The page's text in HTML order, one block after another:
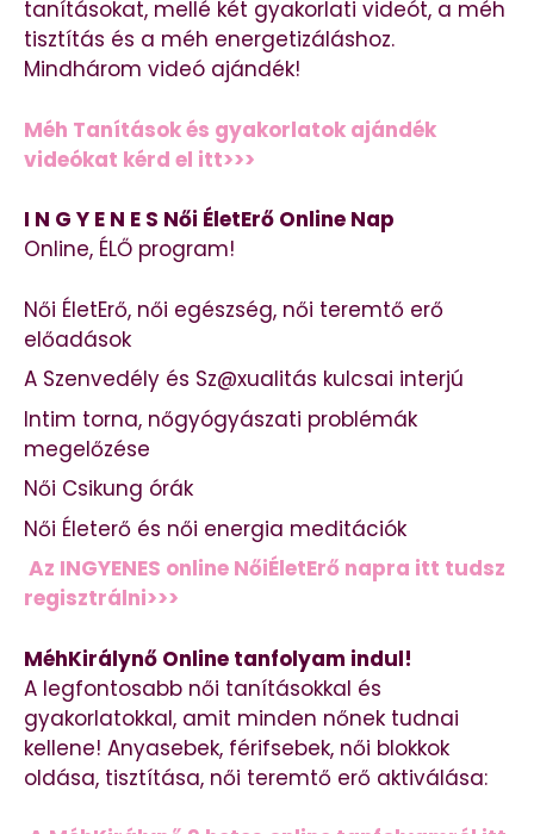
tanításokat, mellé két gyakorlati videót, a méh
tisztítás és a méh energetizáláshoz.
Mindhárom videó ajándék!
Méh Tanítások és gyakorlatok ajándék
videókat kérd el itt>>>
I N G Y E N E S Női ÉletErő Online Nap
Online, ÉLŐ program!
Női ÉletErő, női egészség, női teremtő erő
előadások
A Szenvedély és Sz@xualitás kulcsai interjú
Intim torna, nőgyógyászati problémák
megelőzése
Női Csikung órák
Női Életerő és női energia meditációk
Az INGYENES online NőiÉletErő napra itt tudsz
regisztrálni>>>
MéhKirálynő Online tanfolyam indul!
A legfontosabb női tanításokkal és
gyakorlatokkal, amit minden nőnek tudnai
kellene! Anyasebek, férifsebek, női blokkok
oldása, tisztítása, női teremtő erő aktiválása: